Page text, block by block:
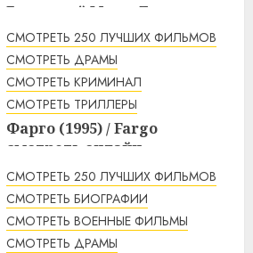
Безумный Макс: Дорога
ярости (2015) / Mad Max: Fury
Road смотреть онлайн
1:56 07.08.2026
СМОТРЕТЬ 250 ЛУЧШИХ ФИЛЬМОВ
СМОТРЕТЬ ДРАМЫ
СМОТРЕТЬ КРИМИНАЛ
СМОТРЕТЬ ТРИЛЛЕРЫ
Фарго (1995) / Fargo
смотреть онлайн
1:49 07.08.2026
СМОТРЕТЬ 250 ЛУЧШИХ ФИЛЬМОВ
СМОТРЕТЬ БИОГРАФИИ
СМОТРЕТЬ ВОЕННЫЕ ФИЛЬМЫ
СМОТРЕТЬ ДРАМЫ